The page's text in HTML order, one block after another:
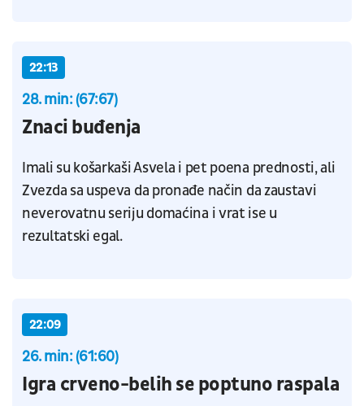
22:13
28. min: (67:67)
Znaci buđenja
Imali su košarkaši Asvela i pet poena prednosti, ali
Zvezda sa uspeva da pronađe način da zaustavi
neverovatnu seriju domaćina i vrat ise u
rezultatski egal.
22:09
26. min: (61:60)
Igra crveno-belih se poptuno raspala